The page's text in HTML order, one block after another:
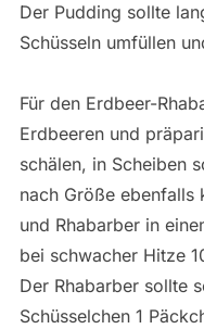
Der Pudding sollte
Schüsseln umfüllen
Für den Erdbeer-
Erdbeeren und
schälen, in Scheiben
nach Größe ebenfalls
und Rhabarber in
bei schwacher Hitze
Der Rhabarber sollte
Schüsselchen 1